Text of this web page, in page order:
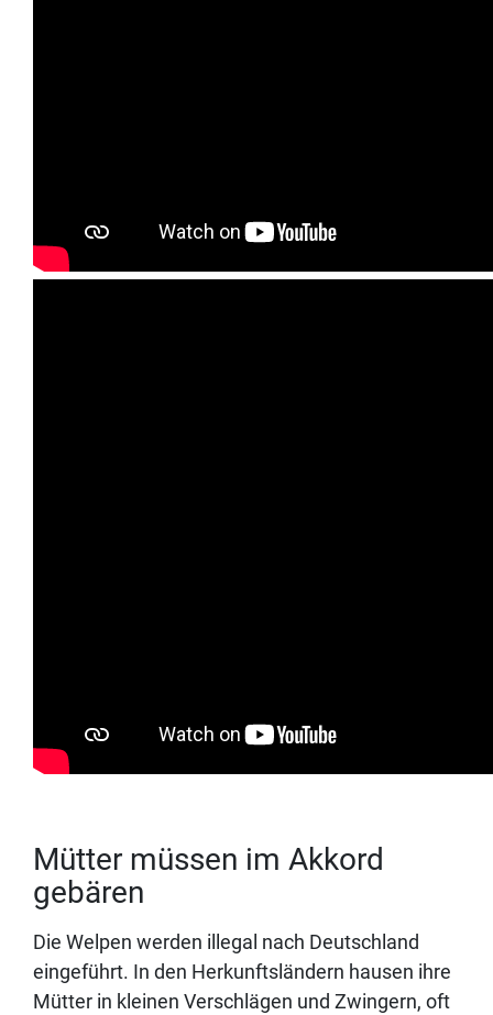
Mütter müssen im Akkord
gebären
Die Welpen werden illegal nach Deutschland
eingeführt. In den Herkunftsländern hausen ihre
Mütter in kleinen Verschlägen und Zwingern, oft